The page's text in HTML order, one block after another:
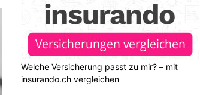
Welche Versicherung passt zu mir? – mit
insurando.ch vergleichen